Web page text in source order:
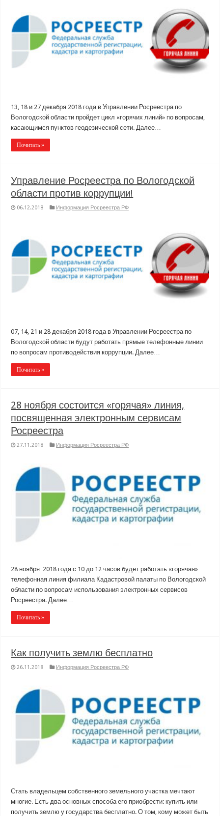
13, 18 и 27 декабря 2018 года в Управлении Росреестра по
Вологодской области пройдет цикл «горячих линий» по вопросам,
касающимся пунктов геодезической сети. Далее…
Почитать »
Управление Росреестра по Вологодской
области против коррупции!
06.12.2018 Информация Росреестра РФ
07, 14, 21 и 28 декабря 2018 года в Управлении Росреестра по
Вологодской области будут работать прямые телефонные линии
по вопросам противодействия коррупции. Далее…
Почитать »
28 ноября состоится «горячая» линия,
посвященная электронным сервисам
Росреестра
27.11.2018 Информация Росреестра РФ
28 ноября 2018 года с 10 до 12 часов будет работать «горячая»
телефонная линия филиала Кадастровой палаты по Вологодской
области по вопросам использования электронных сервисов
Росреестра. Далее…
Почитать »
Как получить землю бесплатно
26.11.2018 Информация Росреестра РФ
Стать владельцем собственного земельного участка мечтают
многие. Есть два основных способа его приобрести: купить или
получить землю у государства бесплатно. О том, кому может быть